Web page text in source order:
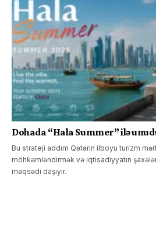
Dohada “Hala Summer” ilə
Bu strateji addım Qətərin ilboyu turizm
möhkəmləndirmək və iqtisadiyyatın
məqsədi daşıyır.